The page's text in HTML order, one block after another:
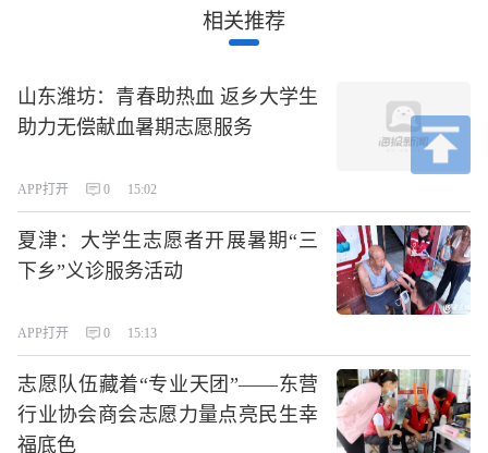
相关推荐
山东潍坊：青春助热血 返乡大学生
助力无偿献血暑期志愿服务
APP打开 0 15:02
夏津：大学生志愿者开展暑期“三
下乡”义诊服务活动
APP打开 0 15:13
志愿队伍藏着“专业天团”——东营
行业协会商会志愿力量点亮民生幸
福底色